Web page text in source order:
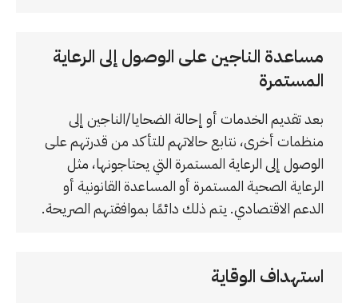
مساعدة الناجين على الوصول إلى الرعاية
المستمرة
بعد تقديم الخدمات أو إحالة الضحايا/الناجين إلى
منظمات أخرى، نتابع حالاتهم للتأكد من قدرتهم على
الوصول إلى الرعاية المستمرة التي يحتاجونها، مثل
الرعاية الصحية المستمرة أو المساعدة القانونية أو
الدعم الاقتصادي. يتم ذلك دائمًا بموافقتهم الصريحة.
استهداف الوقاية